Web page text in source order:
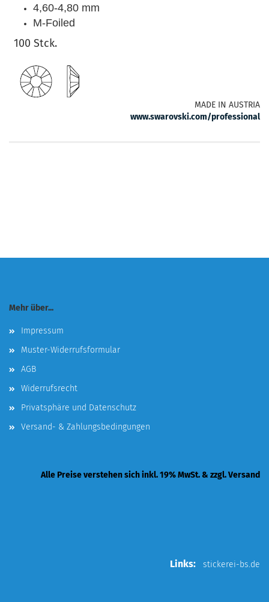
4,60-4,80 mm
M-Foiled
100 Stck.
MADE IN AUSTRIA
www.swarovski.com/professional
Mehr über...
Impressum
Muster-Widerrufsformular
AGB
Widerrufsrecht
Privatsphäre und Datenschutz
Versand- & Zahlungsbedingungen
Alle Preise verstehen sich inkl. 19% MwSt. & zzgl. Versand
Links: stickerei-bs.de